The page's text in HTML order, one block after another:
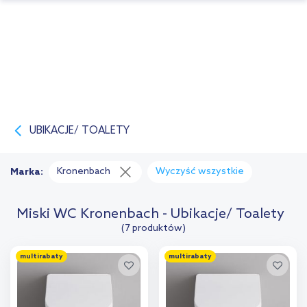
UBIKACJE/ TOALETY
Miski WC Kronenbach - Ubikacje/ Toalety
(7 produktów)
Marka: Kronenbach Wyczyść wszystkie
multirabaty multirabaty